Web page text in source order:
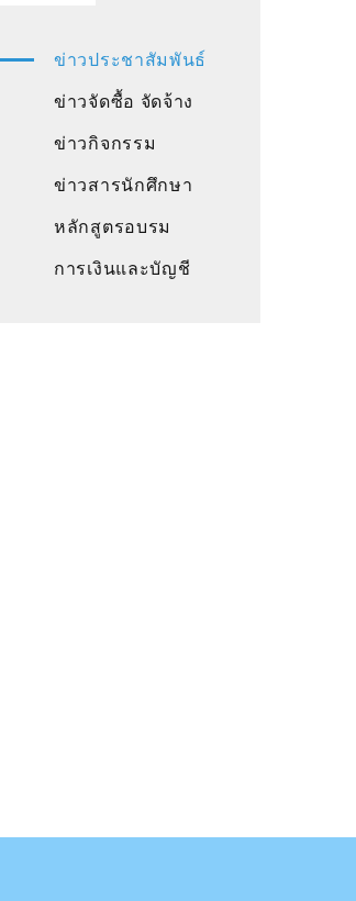
ข่าวประชาสัมพันธ์
ข่าวจัดซื้อ จัดจ้าง
ข่าวกิจกรรม
ข่าวสารนักศึกษา
หลักสูตรอบรม
การเงินและบัญชี